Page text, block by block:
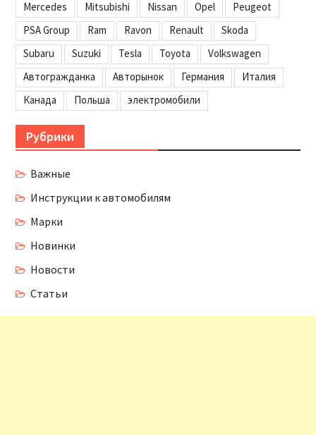
Mercedes
Mitsubishi Nissan Opel
Peugeot
PSA Group
Ram Ravon Renault
Skoda
Subaru
Suzuki Tesla Toyota
Volkswagen
Автогражданка
Авторынок Германия
Италия
Канада
Польша электромобили
Рубрики
Важные
Инструкции к автомобилям
Марки
Новинки
Новости
Статьи